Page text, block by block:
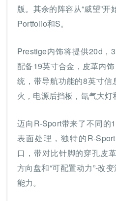
版。其余的阵容从“威望”开
Portfolio和S。
Prestige内饰将提供20d，
配备19英寸合金，皮革内
统，带导航功能的8英寸
火，电源后挡板，氙气大灯
迈向R-Sport带来了不同的
表面处理，独特的R-
口，带对比针脚的穿孔皮
方向盘和“可配置动力”-改
能力。